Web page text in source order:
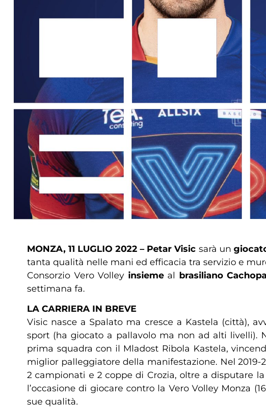
MONZA, 11 LUGLIO 2022 – Petar Visic sarà un
tanta qualità nelle mani ed efficacia tra servizio e
Consorzio Vero Volley insieme al brasiliano Cachopa
settimana fa.
LA CARRIERA IN BREVE
Visic nasce a Spalato ma cresce a Kastela (città),
sport (ha giocato a pallavolo ma non ad alti livelli).
prima squadra con il Mladost Ribola Kastela,
miglior palleggiatore della manifestazione. Nel
2 campionati e 2 coppe di Crozia, oltre a disputare
l’occasione di giocare contro la Vero Volley Monza
sue qualità.